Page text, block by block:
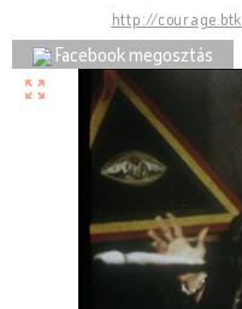
http://
Facebook megosztás